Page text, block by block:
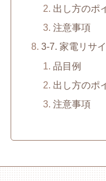
出し方のポ
注意事項
3-7. 家電リサ
品目例
出し方のポ
注意事項